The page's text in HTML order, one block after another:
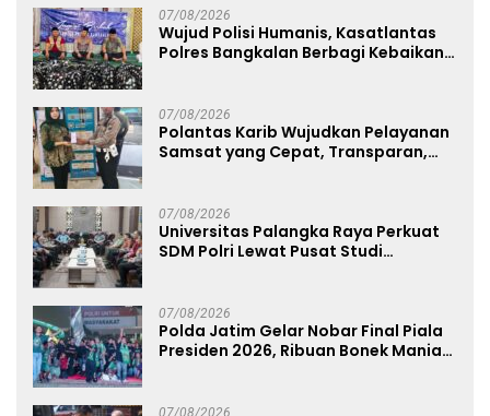
07/08/2026
Wujud Polisi Humanis, Kasatlantas
Polres Bangkalan Berbagi Kebaikan
07/08/2026
Polantas Karib Wujudkan Pelayanan
Samsat yang Cepat, Transparan,
07/08/2026
Universitas Palangka Raya Perkuat
SDM Polri Lewat Pusat Studi
07/08/2026
Polda Jatim Gelar Nobar Final Piala
Presiden 2026, Ribuan Bonek Mania
07/08/2026